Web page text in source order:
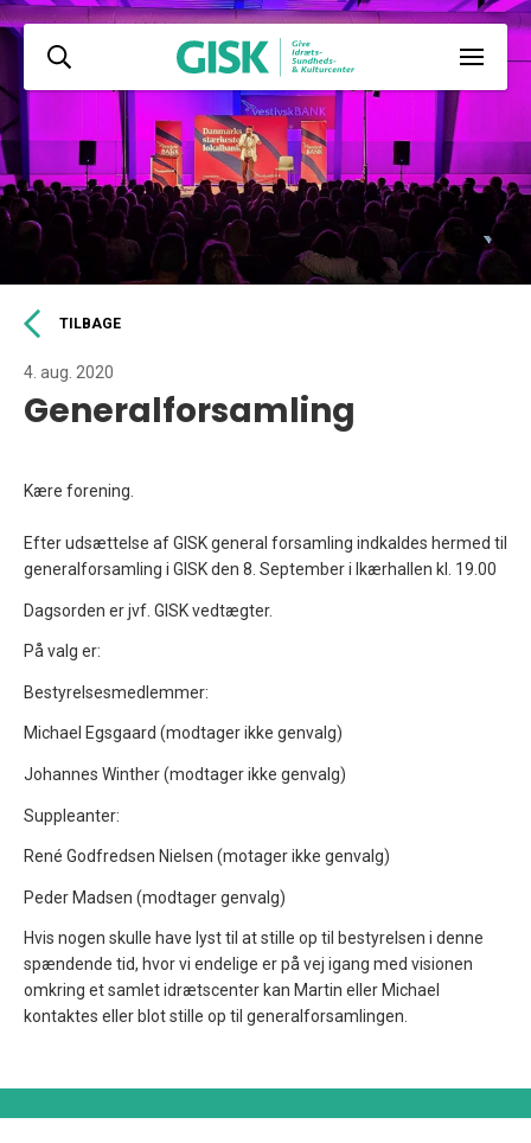
TILBAGE
4. aug. 2020
Generalforsamling
Kære forening.
Efter udsættelse af GISK general forsamling indkaldes hermed til
generalforsamling i GISK den 8. September i Ikærhallen kl. 19.00
Dagsorden er jvf. GISK vedtægter.
På valg er:
Bestyrelsesmedlemmer:
Michael Egsgaard (modtager ikke genvalg)
Johannes Winther (modtager ikke genvalg)
Suppleanter:
René Godfredsen Nielsen (motager ikke genvalg)
Peder Madsen (modtager genvalg)
Hvis nogen skulle have lyst til at stille op til bestyrelsen i denne
spændende tid, hvor vi endelige er på vej igang med visionen
omkring et samlet idrætscenter kan Martin eller Michael
kontaktes eller blot stille op til generalforsamlingen.